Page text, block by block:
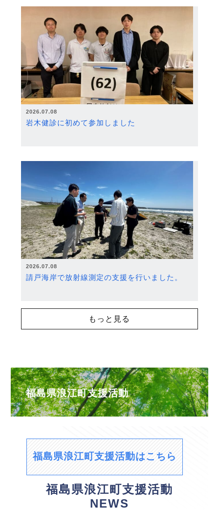
2026.07.08
岩木健診に初めて参加しました
2026.07.08
請戸海岸で放射線測定の支援を行いました。
もっと見る
福島県浪江町支援活動
福島県浪江町支援活動はこちら
福島県浪江町支援活動
NEWS